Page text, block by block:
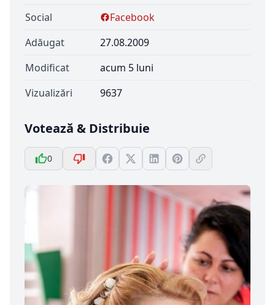
Social
Facebook
Adăugat
27.08.2009
Modificat
acum 5 luni
Vizualizări
9637
Votează & Distribuie
0